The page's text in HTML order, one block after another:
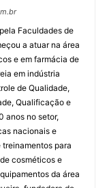
Faculdades de
a atuar na área
e em farmácia de
em indústria
de Qualidade,
Qualificação e
anos no setor,
nacionais e
para
cosméticos e
da área